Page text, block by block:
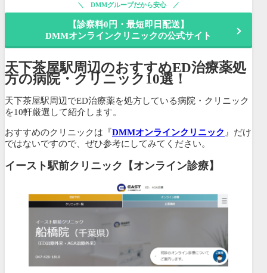
DMMグループだから安心
【診察料0円・最短即日配送】
DMMオンラインクリニックの公式サイト
天下茶屋駅周辺のおすすめED治療薬処
方の病院・クリニック10選！
天下茶屋駅周辺でED治療薬を処方している病院・クリニック
を10軒厳選して紹介します。
おすすめのクリニックは『DMMオンラインクリニック 』だけ
ではないですので、ぜひ参考にしてみてください。
イースト駅前クリニック【オンライン診療】